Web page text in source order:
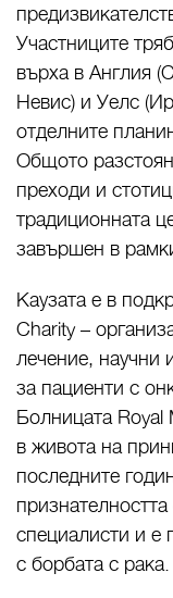
Участниците
върха в Англия
Невис) и Уелс
отделните
Общото
преходи и
традиционната
завършен в
Каузата е в
Charity –
лечение, научни
за пациенти с
Болницата Royal
в живота на
последните
специалисти и е
с борбата с рака.